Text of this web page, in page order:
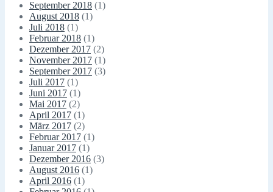
September 2018 (1)
August 2018 (1)
Juli 2018 (1)
Februar 2018 (1)
Dezember 2017 (2)
November 2017 (1)
September 2017 (3)
Juli 2017 (1)
Juni 2017 (1)
Mai 2017 (2)
April 2017 (1)
März 2017 (2)
Februar 2017 (1)
Januar 2017 (1)
Dezember 2016 (3)
August 2016 (1)
April 2016 (1)